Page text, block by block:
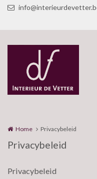
Overslaan en naar de inhoud
Home Privacybeleid
Privacybeleid
Privacybeleid